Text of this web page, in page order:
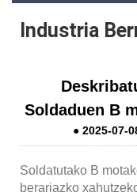
Industria
Soldaduen B
●2025-07-
Soldatutako B
berariazko